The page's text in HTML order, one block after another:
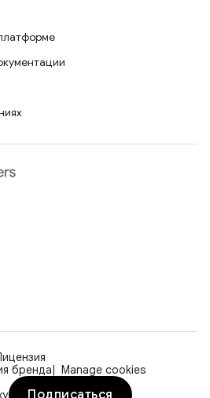
бренда
Manage cookies
Подписаться